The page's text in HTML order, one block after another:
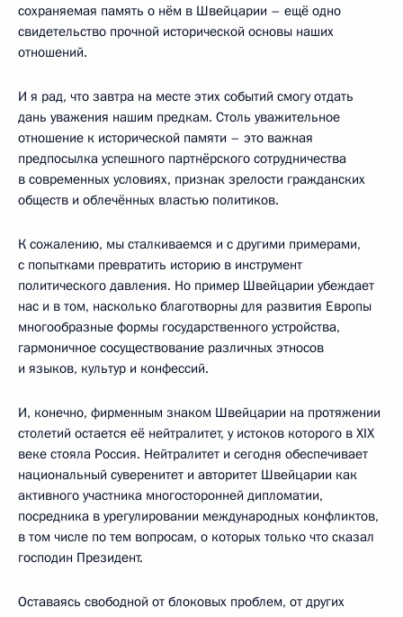
сохраняемая память о нём в Швейцарии – ещё одно
свидетельство прочной исторической основы наших
отношений.
И я рад, что завтра на месте этих событий смогу отдать
дань уважения нашим предкам. Столь уважительное
отношение к исторической памяти – это важная
предпосылка успешного партнёрского сотрудничества
в современных условиях, признак зрелости гражданских
обществ и облечённых властью политиков.
К сожалению, мы сталкиваемся и с другими примерами,
с попытками превратить историю в инструмент
политического давления. Но пример Швейцарии убеждает
нас и в том, насколько благотворны для развития Европы
многообразные формы государственного устройства,
гармоничное сосуществование различных этносов
и языков, культур и конфессий.
И, конечно, фирменным знаком Швейцарии на протяжении
столетий остается её нейтралитет, у истоков которого в XIX
веке стояла Россия. Нейтралитет и сегодня обеспечивает
национальный суверенитет и авторитет Швейцарии как
активного участника многосторонней дипломатии,
посредника в урегулировании международных конфликтов,
в том числе по тем вопросам, о которых только что сказал
господин Президент.
Оставаясь свободной от блоковых проблем, от других